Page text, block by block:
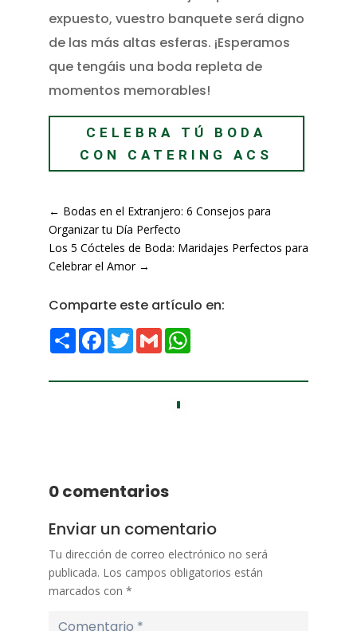
expuesto, vuestro banquete será digno
de las más altas esferas. ¡Esperamos
que tengáis una boda repleta de
momentos memorables!
CELEBRA TÚ BODA
CON CATERING ACS
← Bodas en el Extranjero: 6 Consejos para
Organizar tu Día Perfecto
Los 5 Cócteles de Boda: Maridajes Perfectos para
Celebrar el Amor→
Comparte este artículo en:
CompartirFacebook
TwitterGmailWhatsApp
0 comentarios
Enviar un comentario
Tu dirección de correo electrónico no será
publicada. Los campos obligatorios están
marcados con *